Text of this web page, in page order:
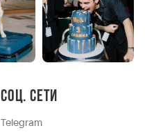
Соц. сети
Telegram